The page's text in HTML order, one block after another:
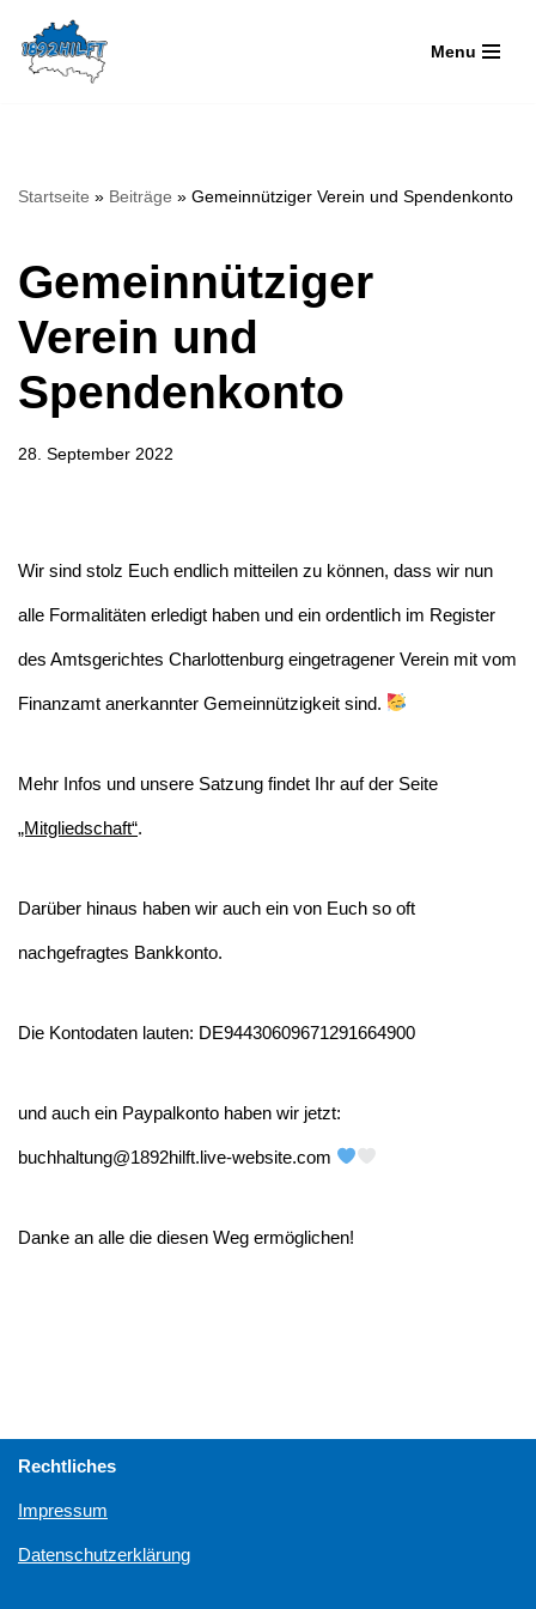
Zum
Menu
Startseite » Beiträge » Gemeinnütziger Verein und Spendenkonto
Gemeinnütziger
Verein und
Spendenkonto
28. September 2022
Wir sind stolz Euch endlich mitteilen zu können, dass wir nun
alle Formalitäten erledigt haben und ein ordentlich im Register
des Amtsgerichtes Charlottenburg eingetragener Verein mit vom
Finanzamt anerkannter Gemeinnützigkeit sind.
Mehr Infos und unsere Satzung findet Ihr auf der Seite
„Mitgliedschaft“.
Darüber hinaus haben wir auch ein von Euch so oft
nachgefragtes Bankkonto.
Die Kontodaten lauten: DE94430609671291664900
und auch ein Paypalkonto haben wir jetzt:
buchhaltung@1892hilft.live-website.com
Danke an alle die diesen Weg ermöglichen!
Rechtliches
Impressum
Datenschutzerklärung